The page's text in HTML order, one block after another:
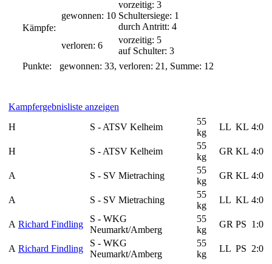
Kämpfe:
gewonnen: 10
vorzeitig: 3
Schultersiege: 1
durch Antritt: 4
verloren: 6
vorzeitig: 5
auf Schulter: 3
Punkte:
gewonnen: 33, verloren: 21, Summe: 12
Kampfergebnisliste anzeigen
H
S - ATSV Kelheim
55
kg
LL KL 4:0
H S - ATSV Kelheim
55
kg
GR KL 4:0
A S - SV Mietraching
55
kg
GR KL 4:0
A S - SV Mietraching
55
kg
LL KL 4:0
A Richard Findling
S - WKG
Neumarkt/Amberg
55
kg
GR PS 1:0
A Richard Findling
S - WKG
Neumarkt/Amberg
55
kg
LL PS 2:0